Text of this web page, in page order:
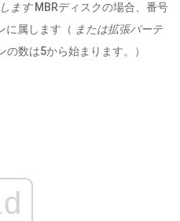
ますMBRディスクの場合、番号
に属します（ または拡張パーテ
の数は5から始まります。）